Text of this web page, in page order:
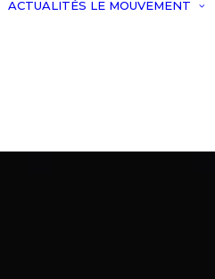
ACTUALITÉS LE MOUVEMENT